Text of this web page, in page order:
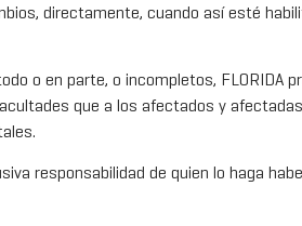
directamente, cuando así esté
o en parte, o incompletos, FLORIDA
que a los afectados y
responsabilidad de quien lo haga